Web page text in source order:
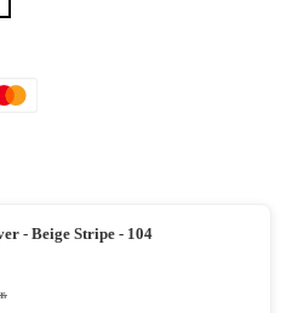
- Beige Stripe - 104